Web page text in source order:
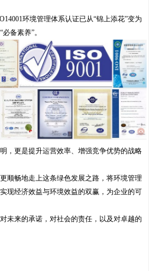
环境管理体系认证已从“锦上添花”变为
备素养”。
，更是提升运营效率、增强竞争优势的战略
顺畅地走上这条绿色发展之路，将环境管理
现经济效益与环境效益的双赢，为企业的可
未来的承诺，对社会的责任，以及对卓越的